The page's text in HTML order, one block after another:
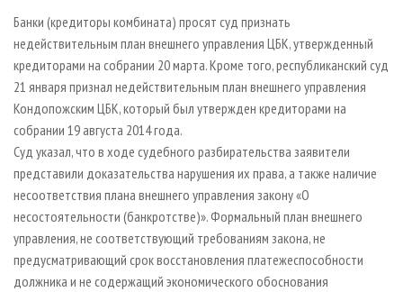
ИНСТРУМЕНТ И МАТЕРИАЛЫ
БИБЛИОТЕКА СПЕЦИАЛИСТА
Банки (кредиторы комбината) просят суд признать
недействительным план внешнего управления ЦБК, утвержденный
кредиторами на собрании 20 марта. Кроме того, республиканский суд
21 января признал недействительным план внешнего управления
Кондопожским ЦБК, который был утвержден кредиторами на
собрании 19 августа 2014 года.
Суд указал, что в ходе судебного разбирательства заявители
представили доказательства нарушения их права, а также наличие
несоответствия плана внешнего управления закону «О
несостоятельности (банкротстве)». Формальный план внешнего
управления, не соответствующий требованиям закона, не
предусматривающий срок восстановления платежеспособности
должника и не содержащий экономического обоснования